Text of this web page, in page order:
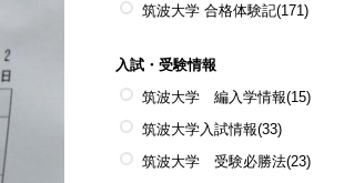
筑波大学 合格体験記(171)
入試・受験情報
筑波大学 編入学情報(15)
筑波大学入試情報(33)
筑波大学 受験必勝法(23)